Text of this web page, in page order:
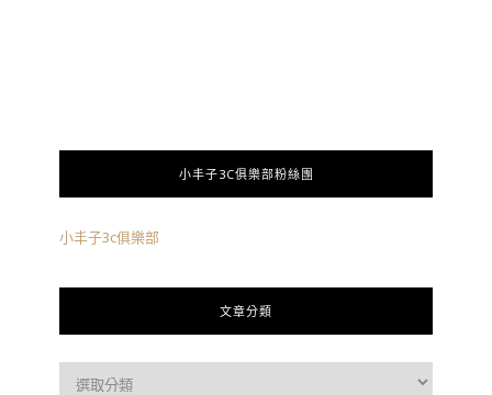
小丰子3C俱樂部粉絲團
小丰子3c俱樂部
文章分類